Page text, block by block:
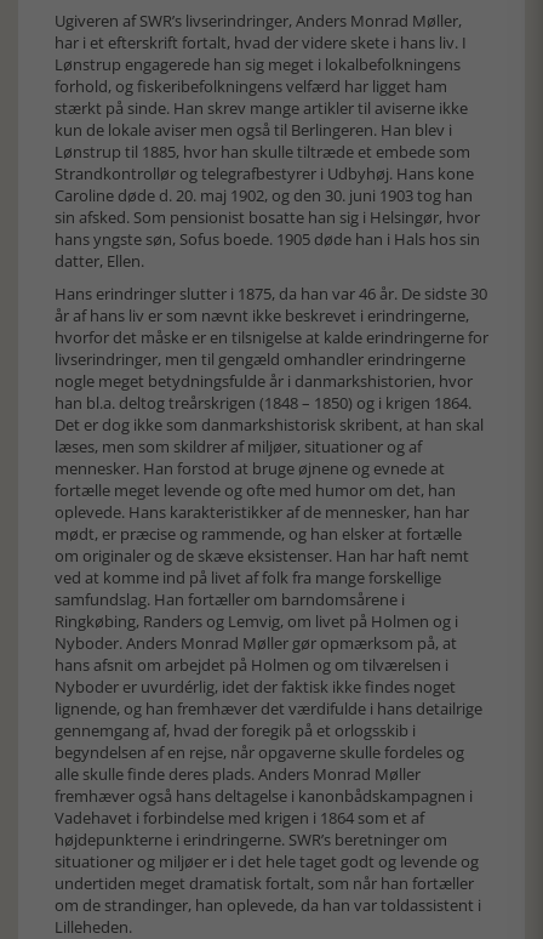
Ugiveren af SWR’s livserindringer, Anders Monrad Møller,
har i et efterskrift fortalt, hvad der videre skete i hans liv. I
Lønstrup engagerede han sig meget i lokalbefolkningens
forhold, og fiskeribefolkningens velfærd har ligget ham
stærkt på sinde. Han skrev mange artikler til aviserne ikke
kun de lokale aviser men også til Berlingeren. Han blev i
Lønstrup til 1885, hvor han skulle tiltræde et embede som
Strandkontrollør og telegrafbestyrer i Udbyhøj. Hans kone
Caroline døde d. 20. maj 1902, og den 30. juni 1903 tog han
sin afsked. Som pensionist bosatte han sig i Helsingør, hvor
hans yngste søn, Sofus boede. 1905 døde han i Hals hos sin
datter, Ellen.
Hans erindringer slutter i 1875, da han var 46 år. De sidste 30
år af hans liv er som nævnt ikke beskrevet i erindringerne,
hvorfor det måske er en tilsnigelse at kalde erindringerne for
livserindringer, men til gengæld omhandler erindringerne
nogle meget betydningsfulde år i danmarkshistorien, hvor
han bl.a. deltog treårskrigen (1848 – 1850) og i krigen 1864.
Det er dog ikke som danmarkshistorisk skribent, at han skal
læses, men som skildrer af miljøer, situationer og af
mennesker. Han forstod at bruge øjnene og evnede at
fortælle meget levende og ofte med humor om det, han
oplevede. Hans karakteristikker af de mennesker, han har
mødt, er præcise og rammende, og han elsker at fortælle
om originaler og de skæve eksistenser. Han har haft nemt
ved at komme ind på livet af folk fra mange forskellige
samfundslag. Han fortæller om barndomsårene i
Ringkøbing, Randers og Lemvig, om livet på Holmen og i
Nyboder. Anders Monrad Møller gør opmærksom på, at
hans afsnit om arbejdet på Holmen og om tilværelsen i
Nyboder er uvurdérlig, idet der faktisk ikke findes noget
lignende, og han fremhæver det værdifulde i hans detailrige
gennemgang af, hvad der foregik på et orlogsskib i
begyndelsen af en rejse, når opgaverne skulle fordeles og
alle skulle finde deres plads. Anders Monrad Møller
fremhæver også hans deltagelse i kanonbådskampagnen i
Vadehavet i forbindelse med krigen i 1864 som et af
højdepunkterne i erindringerne. SWR’s beretninger om
situationer og miljøer er i det hele taget godt og levende og
undertiden meget dramatisk fortalt, som når han fortæller
om de strandinger, han oplevede, da han var toldassistent i
Lilleheden.